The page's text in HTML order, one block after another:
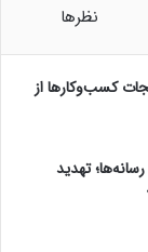
نظرها
کسب‌وکارها از
تهدید